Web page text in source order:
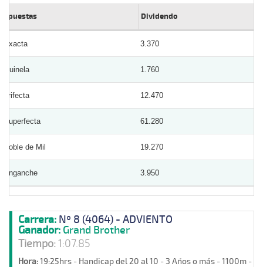
Apuestas Dividendo
Exacta 3.370
Quinela 1.760
Trifecta 12.470
Superfecta 61.280
Doble de Mil 19.270
Enganche 3.950
Carrera: Nº 8 (4064) - ADVIENTO
Ganador: Grand Brother
Tiempo:1:07.85
Hora:19:25hrs - Handicap del 20 al 10 - 3 Años o más - 1100m -